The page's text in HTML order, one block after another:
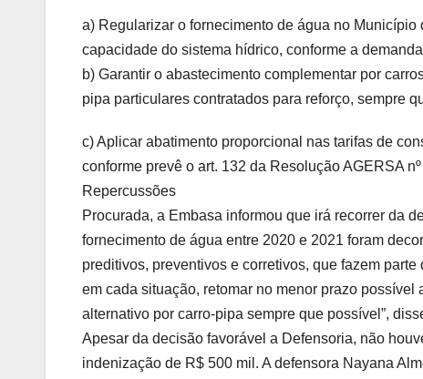
a) Regularizar o fornecimento de água no
capacidade do sistema hídrico, conforme a
b) Garantir o abastecimento complementar por
pipa particulares contratados para reforço, sempre
c) Aplicar abatimento proporcional nas tarifas de
conforme prevê o art. 132 da Resolução AGERSA
Repercussões
Procurada, a Embasa informou que irá recorrer da
fornecimento de água entre 2020 e 2021 foram
preditivos, preventivos e corretivos, que fazem
em cada situação, retomar no menor prazo
alternativo por carro-pipa sempre que possível”,
Apesar da decisão favorável a Defensoria, não
indenização de R$ 500 mil. A defensora Nayana